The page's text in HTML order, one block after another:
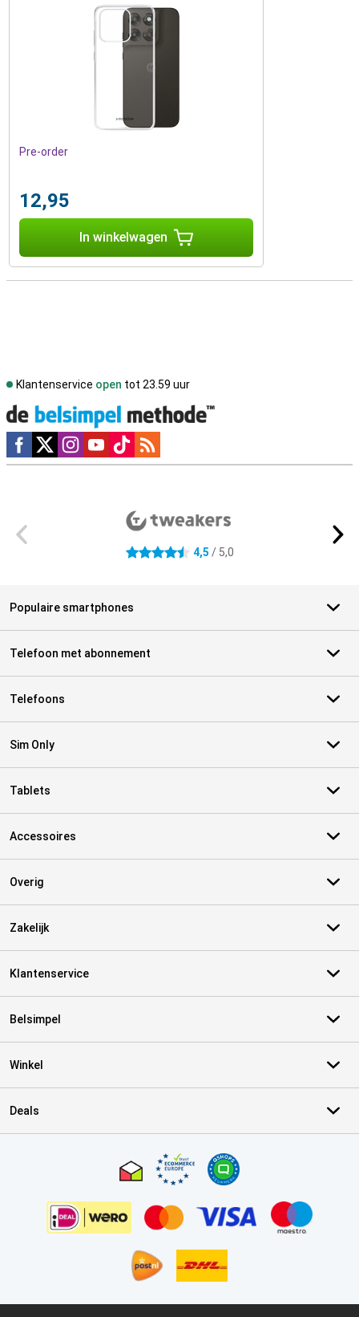
Pre-order
12,95
In winkelwagen
Klantenservice open tot 23.59 uur
Social media
4.5 sterren 4,5 / 5,0
Populaire smartphones
Telefoon met abonnement
Telefoons
Sim Only
Tablets
Accessoires
Overig
Zakelijk
Klantenservice
Belsimpel
Winkel
Deals